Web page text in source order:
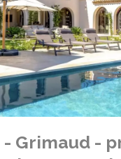
- Grimaud -